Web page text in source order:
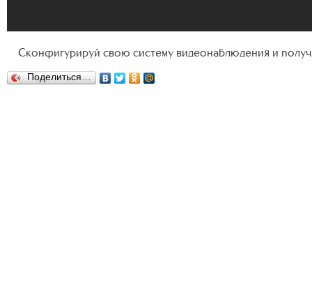
Сконфигурируй свою систему видеонаблюдения и
Поделиться…